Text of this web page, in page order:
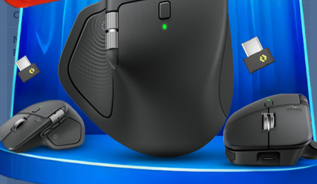
Chipset
Intel B660 Express
Nombre de slots
RAM
Format
Type de mémoire
Wi-Fi
Marque
Gigabyte
Garantie
12 Mois